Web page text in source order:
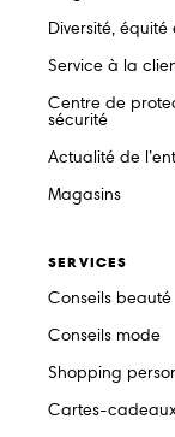
Diversité, équité
Service à la
Centre de
sécurité
Actualité de
Magasins
SERVICES
Conseils beauté
Conseils mode
Shopping
Cartes-